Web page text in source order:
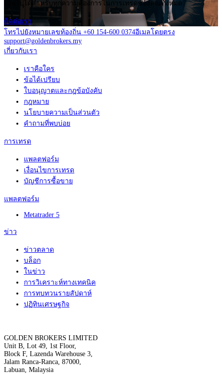
เป็นไปได้สำหรับทุกความต้องการในการเทรดของคุณทั้งหมด
ติดต่อเรา
โทรไปยังหมายเลขท้องถิ่น +60 154-600 0374อีเมลโดยตรง
support@goldenbrokers.my
เกี่ยวกับเรา
เราคือใคร
ข้อได้เปรียบ
ใบอนุญาตและกฎข้อบังคับ
กฎหมาย
นโยบายความเป็นส่วนตัว
คำถามที่พบบ่อย
การเทรด
แพลตฟอร์ม
เงื่อนไขการเทรด
บัญชีการซื้อขาย
แพลตฟอร์ม
Metatrader 5
ข่าว
ข่าวตลาด
บล็อก
ในข่าว
การวิเคราะห์ทางเทคนิค
การทบทวนรายสัปดาห์
ปฏิทินเศรษฐกิจ
GOLDEN BROKERS LIMITED
Unit B, Lot 49, 1st Floor,
Block F, Lazenda Warehouse 3,
Jalam Ranca-Ranca, 87000,
Labuan, Malaysia